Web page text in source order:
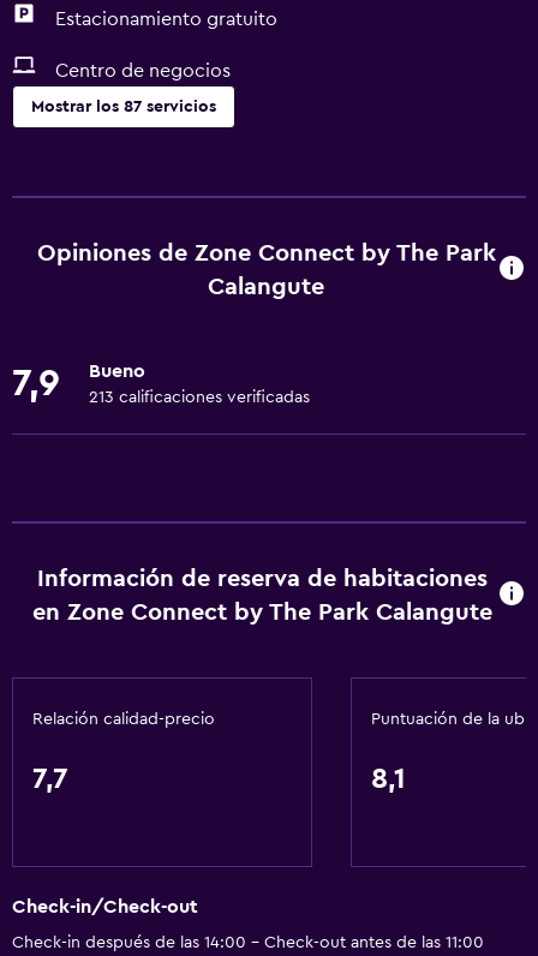
Estacionamiento gratuito
Centro de negocios
Mostrar los 87 servicios
Tetera eléctrica
Minibar
Restaurante
Bar/lounge
La comida se puede entregar en el alojamiento
Cafetera
Servicios y facilidades
Servicio de conserjería
Opiniones de Zone Connect by The Park
Calangute
7,9 Bueno
213 calificaciones verificadas
Información de reserva de habitaciones
en Zone Connect by The Park Calangute
Relación calidad-precio
7,7
Puntuación de la
8,1
Check-in/Check-out
Check-in después de las 14:00 - Check-out antes de las 11:00